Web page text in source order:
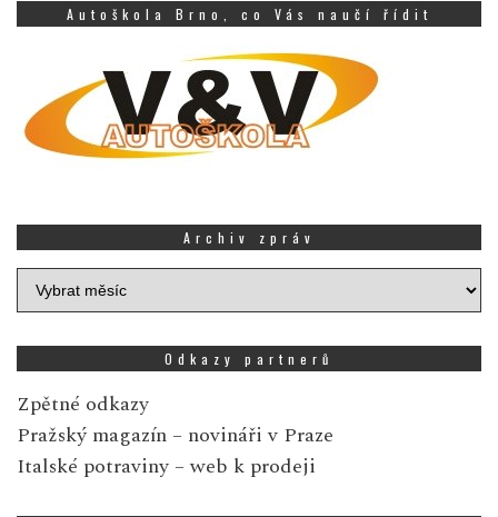
Autoškola Brno, co Vás naučí řídit
Archiv zpráv
Archiv
zpráv
Odkazy partnerů
Zpětné odkazy
Pražský magazín – novináři v Praze
Italské potraviny – web k prodeji